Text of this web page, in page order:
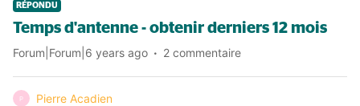
RÉPONDU
Temps d'antenne - obtenir derniers 12 mois
Forum|Forum|6 years ago 2 commentaire
P Pierre Acadien